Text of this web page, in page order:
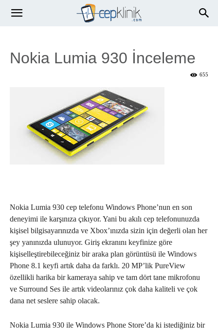
Nokia Lumia 930 İnceleme
655
Nokia Lumia 930 cep telefonu Windows Phone’nun en son
deneyimi ile karşınıza çıkıyor. Yani bu akılı cep telefonunuzda
kişisel bilgisayarınızda ve Xbox’ınızda sizin için değerli olan her
şey yanınızda ulunuyor. Giriş ekranını keyfinize göre
kişiselleştirebileceğiniz bir araka plan görüntüsü ile Windows
Phone 8.1 keyfi artık daha da farklı. 20 MP’lik PureView
özellikli harika bir kameraya sahip ve tam dört tane mikrofonu
ve Surround Ses ile artık videolarınız çok daha kaliteli ve çok
dana net seslere sahip olacak.
Nokia Lumia 930 ile Windows Phone Store’da ki istediğiniz bir